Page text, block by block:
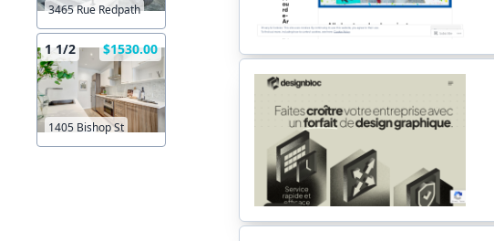
3465 Rue Redpath
1 1/2 $1530.00
1405 Bishop St